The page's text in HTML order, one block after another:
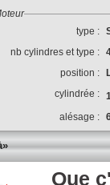
type :
nb cylindres et type :
position :
cylindrée :
alésage :
rapport volumétrique :
puissance max :
couple max :
Que